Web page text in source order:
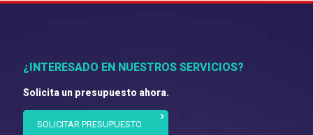
¿INTERESADO EN NUESTROS SERVICIOS?
Solicita un presupuesto ahora.
SOLICITAR PRESUPUESTO